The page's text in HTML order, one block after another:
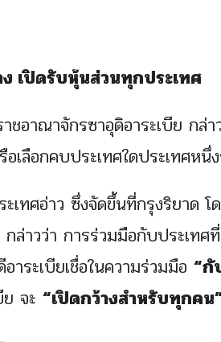
ง เปิดรับหุ้นส่วนทุกประเทศ
อาณาจักรซาอุดิอาระเบีย กล่
เลือกคบประเทศใดประเทศหนึ่
ทศอ่าว ซึ่งจัดขึ้นที่กรุงริยาด โ
ล่าวว่า การร่วมมือกับประเทศ
ระเบียเชื่อในความร่วมมือ “กั
จะ “เปิดกว้างสำหรับทุกคน